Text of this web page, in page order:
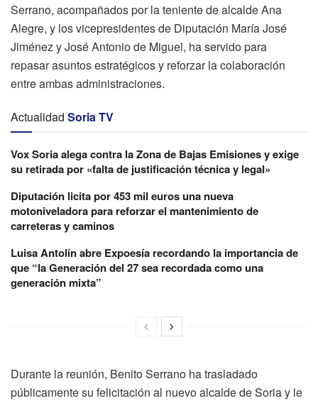
Serrano, acompañados por la teniente de alcalde Ana
Alegre, y los vicepresidentes de Diputación María José
Jiménez y José Antonio de Miguel, ha servido para
repasar asuntos estratégicos y reforzar la colaboración
entre ambas administraciones.
Actualidad Soria TV
Vox Soria alega contra la Zona de Bajas Emisiones y exige
su retirada por «falta de justificación técnica y legal»
Diputación licita por 453 mil euros una nueva
motoniveladora para reforzar el mantenimiento de
carreteras y caminos
Luisa Antolín abre Expoesía recordando la importancia de
que “la Generación del 27 sea recordada como una
generación mixta”
Durante la reunión, Benito Serrano ha trasladado
públicamente su felicitación al nuevo alcalde de Soria y le